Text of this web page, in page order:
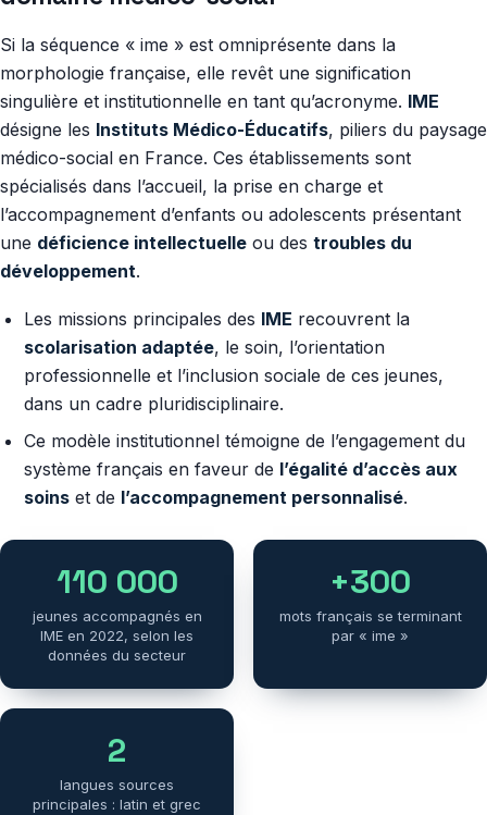
Si la séquence « ime » est omniprésente dans la
morphologie française, elle revêt une signification
singulière et institutionnelle en tant qu’acronyme. IME
désigne les Instituts Médico-Éducatifs, piliers du paysage
médico-social en France. Ces établissements sont
spécialisés dans l’accueil, la prise en charge et
l’accompagnement d’enfants ou adolescents présentant
une déficience intellectuelle ou des troubles du
développement.
Les missions principales des IME recouvrent la
scolarisation adaptée, le soin, l’orientation
professionnelle et l’inclusion sociale de ces jeunes,
dans un cadre pluridisciplinaire.
Ce modèle institutionnel témoigne de l’engagement du
système français en faveur de l’égalité d’accès aux
soins et de l’accompagnement personnalisé.
110 000
jeunes accompagnés en
IME en 2022, selon les
données du secteur
+300
mots français se terminant
par « ime »
2
langues sources
principales : latin et grec